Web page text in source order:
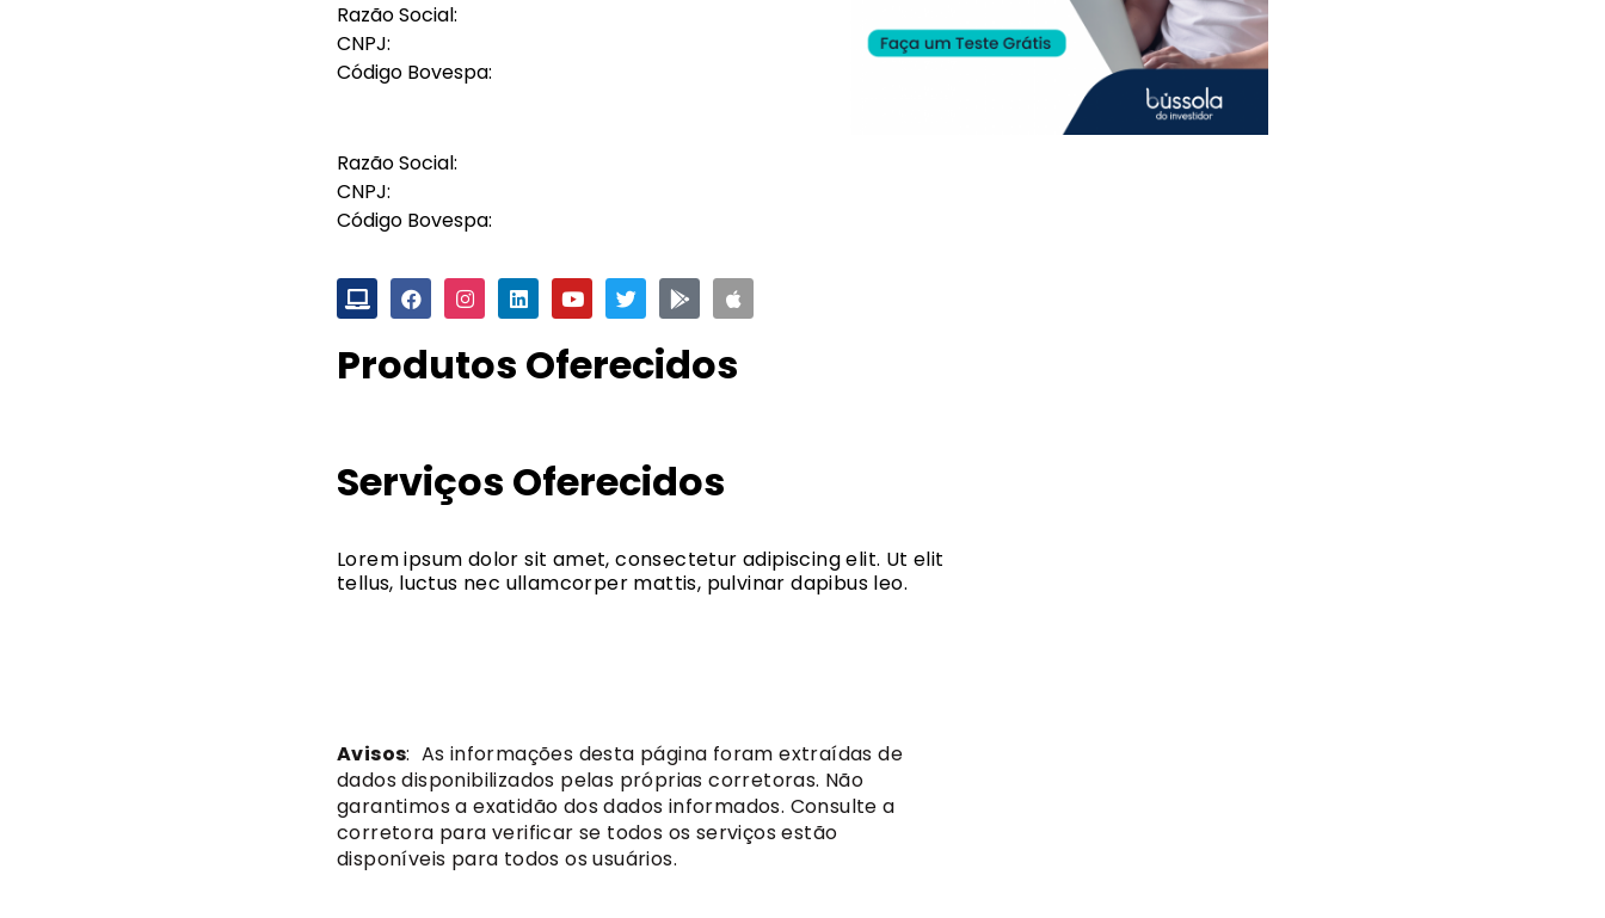
Razão Social:
CNPJ:
Código Bovespa:
Razão Social:
CNPJ:
Código Bovespa:
Produtos Oferecidos
Serviços Oferecidos
Lorem ipsum dolor sit amet, consectetur adipiscing elit. Ut elit
tellus, luctus nec ullamcorper mattis, pulvinar dapibus leo.
Avisos: As informações desta página foram extraídas de
dados disponibilizados pelas próprias corretoras. Não
garantimos a exatidão dos dados informados. Consulte a
corretora para verificar se todos os serviços estão
disponíveis para todos os usuários.